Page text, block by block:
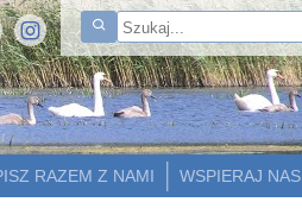
WSPIERAJ NAS
RAZEM Z NAMI